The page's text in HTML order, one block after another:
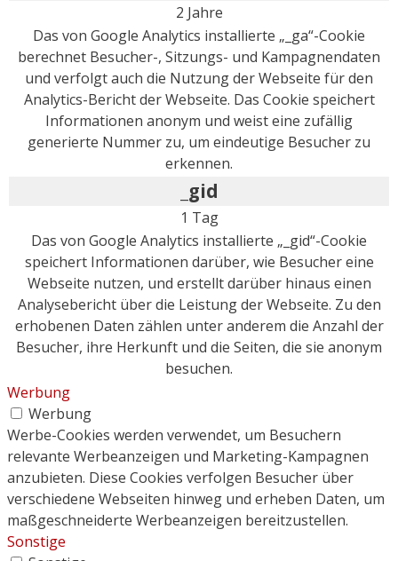
2 Jahre
Das von Google Analytics installierte „_ga“-Cookie
berechnet Besucher-, Sitzungs- und Kampagnendaten
und verfolgt auch die Nutzung der Webseite für den
Analytics-Bericht der Webseite. Das Cookie speichert
Informationen anonym und weist eine zufällig
generierte Nummer zu, um eindeutige Besucher zu
erkennen.
_gid
1 Tag
Das von Google Analytics installierte „_gid“-Cookie
speichert Informationen darüber, wie Besucher eine
Webseite nutzen, und erstellt darüber hinaus einen
Analysebericht über die Leistung der Webseite. Zu den
erhobenen Daten zählen unter anderem die Anzahl der
Besucher, ihre Herkunft und die Seiten, die sie anonym
besuchen.
Werbung
Werbung
Werbe-Cookies werden verwendet, um Besuchern
relevante Werbeanzeigen und Marketing-Kampagnen
anzubieten. Diese Cookies verfolgen Besucher über
verschiedene Webseiten hinweg und erheben Daten, um
maßgeschneiderte Werbeanzeigen bereitzustellen.
Sonstige